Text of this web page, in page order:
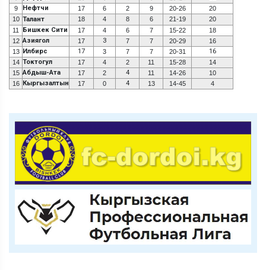
9 Нефтчи 17 6 2 9 20-26
20
10 Талант 18 4 8 6 21-19
20
11
Бишкек Сити 17 4 6 7 15-22
18
12 Азиягол 17 3 7 7 20-29
16
13 Илбирс 17 3 7 7 20-31 16
14 Токтогул 17 4 2 11 15-28
14
15 Абдыш-Ата 17 2 4 11 14-26
10
16 Кыргызалтын 17 0 4 13 14-45 4